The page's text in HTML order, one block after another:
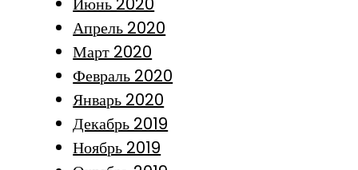
Апрель 2020
Март 2020
Февраль 2020
Январь 2020
Декабрь 2019
Ноябрь 2019